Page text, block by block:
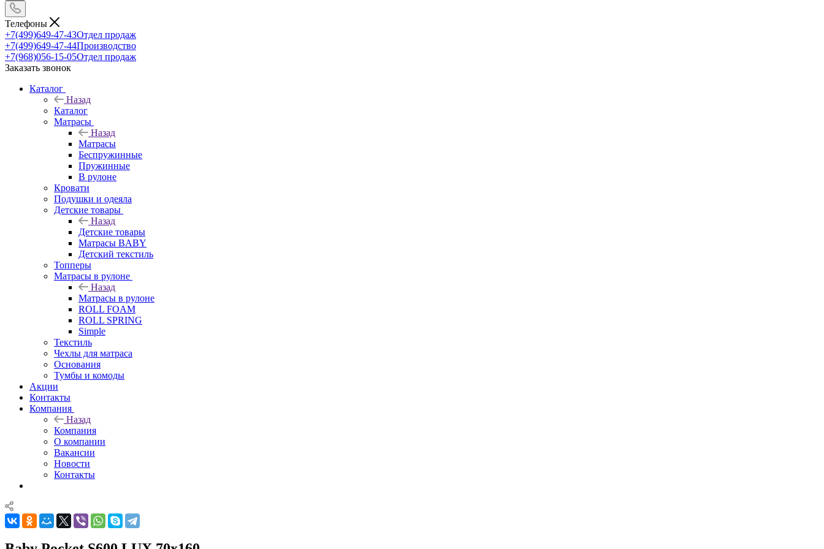
Телефоны
+7(499)649-47-43Отдел продаж
+7(499)649-47-44Производство
+7(968)056-15-05Отдел продаж
Заказать звонок
Каталог
Назад
Каталог
Матрасы
Назад
Матрасы
Беспружинные
Пружинные
В рулоне
Кровати
Подушки и одеяла
Детские товары
Назад
Детские товары
Матрасы BABY
Детский текстиль
Топперы
Матрасы в рулоне
Назад
Матрасы в рулоне
ROLL FOAM
ROLL SPRING
Simple
Текстиль
Чехлы для матраса
Основания
Тумбы и комоды
Акции
Контакты
Компания
Назад
Компания
О компании
Вакансии
Новости
Контакты